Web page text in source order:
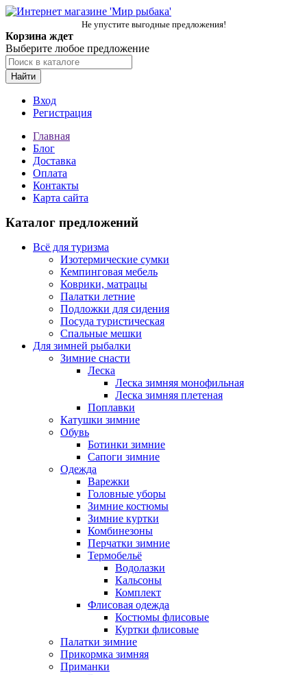
Не упустите выгодные предложения!
Корзина ждет
Выберите любое предложение
Найти
Вход
Регистрация
Главная
Блог
Доставка
Оплата
Контакты
Карта сайта
Каталог предложений
Всё для туризма
Изотермические сумки
Кемпинговая мебель
Коврики, матрацы
Палатки летние
Подложки для сидения
Посуда туристическая
Спальные мешки
Для зимней рыбалки
Зимние снасти
Леска
Леска зимняя монофильная
Леска зимняя плетеная
Поплавки
Катушки зимние
Обувь
Ботинки зимние
Сапоги зимние
Одежда
Варежки
Головные уборы
Зимние костюмы
Зимние куртки
Комбинезоны
Перчатки зимние
Термобельё
Водолазки
Кальсоны
Комплект
Флисовая одежда
Костюмы флисовые
Куртки флисовые
Палатки зимние
Прикормка зимняя
Приманки